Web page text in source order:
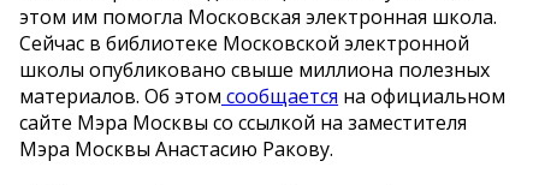
этом им помогла Московская электронная школа.
Сейчас в библиотеке Московской электронной
школы опубликовано свыше миллиона полезных
материалов. Об этом сообщается на официальном
сайте Мэра Москвы со ссылкой на заместителя
Мэра Москвы Анастасию Ракову.